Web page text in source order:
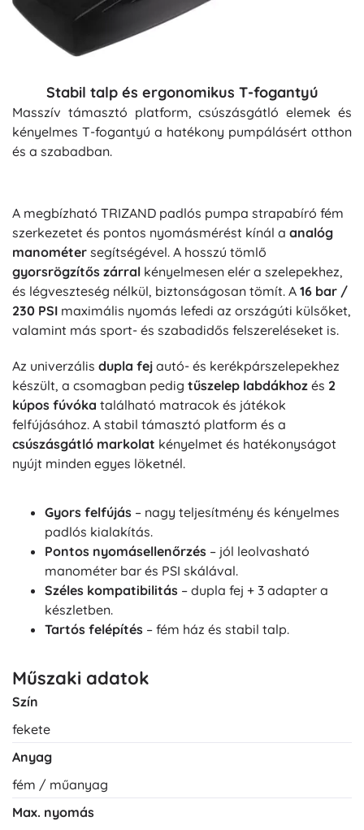
Stabil talp és ergonomikus T-fogantyú
Masszív támasztó platform, csúszásgátló elemek és
kényelmes T-fogantyú a hatékony pumpálásért otthon
és a szabadban.
A megbízható TRIZAND padlós pumpa strapabíró fém
szerkezetet és pontos nyomásmérést kínál a analóg
manométer segítségével. A hosszú tömlő
gyorsrögzítős zárral kényelmesen elér a szelepekhez,
és légveszteség nélkül, biztonságosan tömít. A 16 bar /
230 PSI maximális nyomás lefedi az országúti külsőket,
valamint más sport- és szabadidős felszereléseket is.
Az univerzális dupla fej autó- és kerékpárszelepekhez
készült, a csomagban pedig tűszelep labdákhoz és 2
kúpos fúvóka található matracok és játékok
felfújásához. A stabil támasztó platform és a
csúszásgátló markolat kényelmet és hatékonyságot
nyújt minden egyes löketnél.
Gyors felfújás – nagy teljesítmény és kényelmes
padlós kialakítás.
Pontos nyomásellenőrzés – jól leolvasható
manométer bar és PSI skálával.
Széles kompatibilitás – dupla fej + 3 adapter a
készletben.
Tartós felépítés – fém ház és stabil talp.
Műszaki adatok
Szín
fekete
Anyag
fém / műanyag
Max. nyomás